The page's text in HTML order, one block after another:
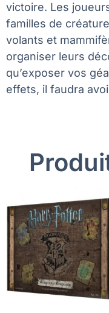
victoire. Les
familles de
volants et
organiser leurs
qu’exposer vos
effets, il faudra